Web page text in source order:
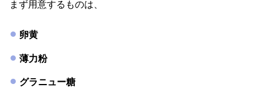
まず用意するものは、
卵黄
薄力粉
グラニュー糖